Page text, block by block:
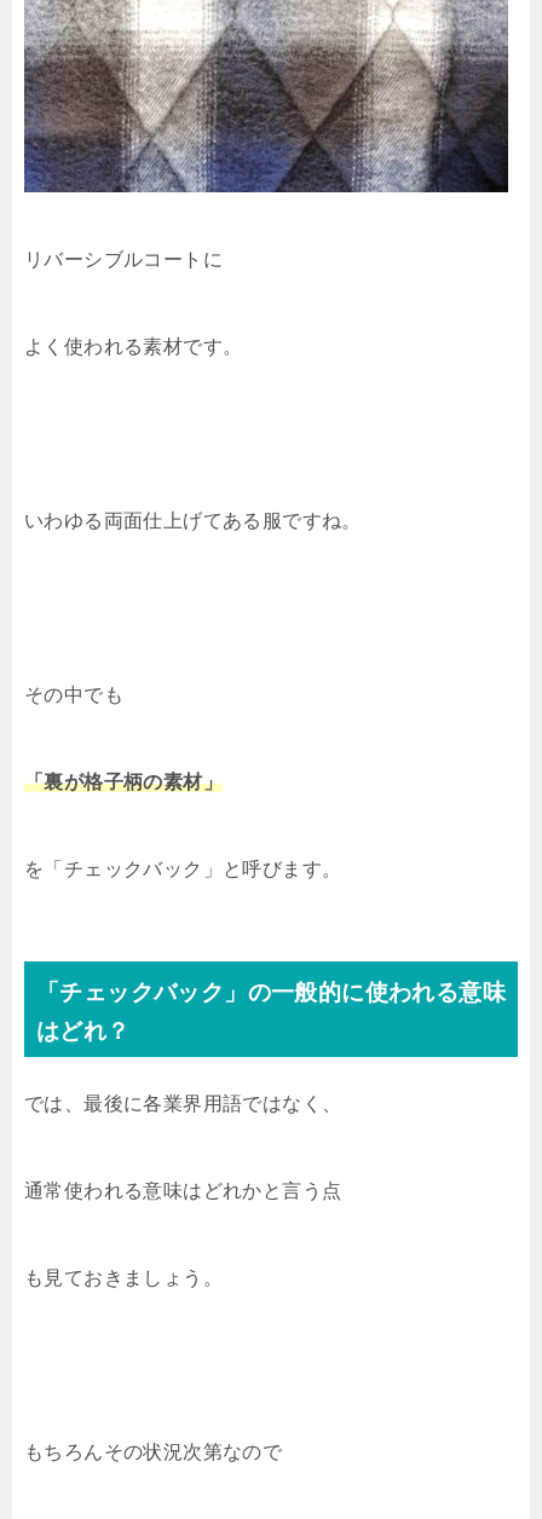
リバーシブルコートに
よく使われる素材です。
いわゆる両面仕上げてある服ですね。
その中でも
「裏が格子柄の素材」
を「チェックバック」と呼びます。
「チェックバック」の一般的に使われる意味
はどれ？
では、最後に各業界用語ではなく、
通常使われる意味はどれかと言う点
も見ておきましょう。
もちろんその状況次第なので